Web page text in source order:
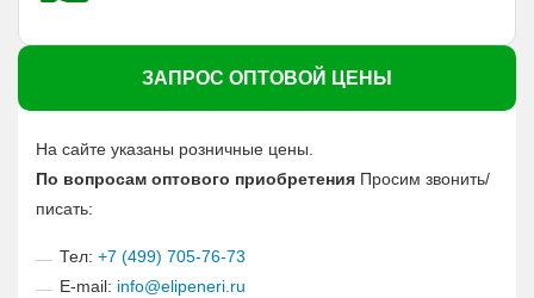
ЗАПРОС ОПТОВОЙ ЦЕНЫ
На сайте указаны розничные цены.
По вопросам оптового приобретения Просим звонить/
писать:
Тел: +7 (499) 705-76-73
E-mail: info@elipeneri.ru